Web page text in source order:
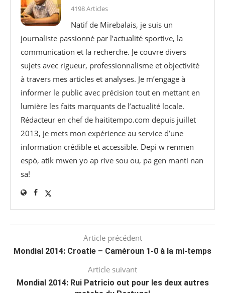
4198 Articles
Natif de Mirebalais, je suis un
journaliste passionné par l’actualité sportive, la
communication et la recherche. Je couvre divers
sujets avec rigueur, professionnalisme et objectivité
à travers mes articles et analyses. Je m’engage à
informer le public avec précision tout en mettant en
lumière les faits marquants de l’actualité locale.
Rédacteur en chef de haititempo.com⁠ depuis juillet
2013, je mets mon expérience au service d’une
information crédible et accessible. Depi w renmen
espò, atik mwen yo ap rive sou ou, pa gen manti nan
sa!
Article précédent
Mondial 2014: Croatie – Caméroun 1-0 à la mi-temps
Article suivant
Mondial 2014: Rui Patricio out pour les deux autres